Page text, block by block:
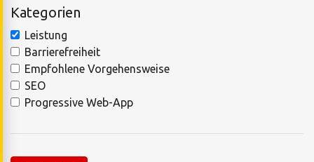
Kategorien
Leistung
Barrierefreiheit
Empfohlene Vorgehensweise
SEO
Progressive Web-App